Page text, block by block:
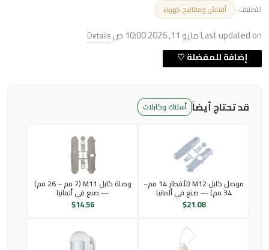
التصنيف:
أفياش ومفاتيح كهرباء
Last updated on مايو 11, 2026 10:00 ص Details
قد تحتاج أيضاً أسلاك وكابلات
موصل كابل M12 (لأقطار 14 مم–
34 مم) — صنع في ألمانيا
$21.08
وصلة كابل M11 (7 مم – 26 مم)
— صنع في ألمانيا
$14.56